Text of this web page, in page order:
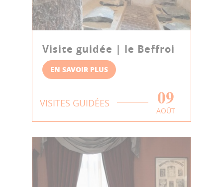
Visite guidée | le Beffroi
EN SAVOIR PLUS
VISITES GUIDÉES 09
AOÛT